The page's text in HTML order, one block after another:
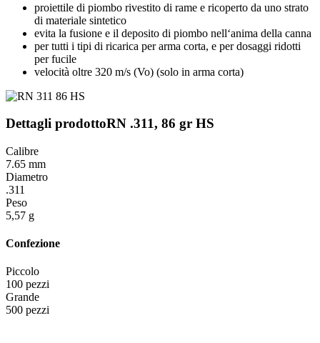
proiettile di piombo rivestito di rame e ricoperto da uno strato
di materiale sintetico
evita la fusione e il deposito di piombo nell‘anima della canna
per tutti i tipi di ricarica per arma corta, e per dosaggi ridotti
per fucile
velocità oltre 320 m/s (Vo) (solo in arma corta)
Dettagli prodottoRN .311, 86 gr HS
Calibre
7.65 mm
Diametro
.311
Peso
5,57 g
Confezione
Piccolo
100 pezzi
Grande
500 pezzi